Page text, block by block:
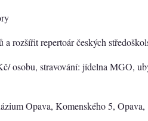
rozšířit repertoár českých
osobu, stravování: jídelna MGO,
Opava, Komenského 5, Opava,